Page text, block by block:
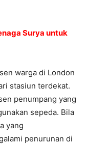
Surya untuk
warga di London
stasiun terdekat.
penumpang yang
sepeda. Bila
yang
penurunan di